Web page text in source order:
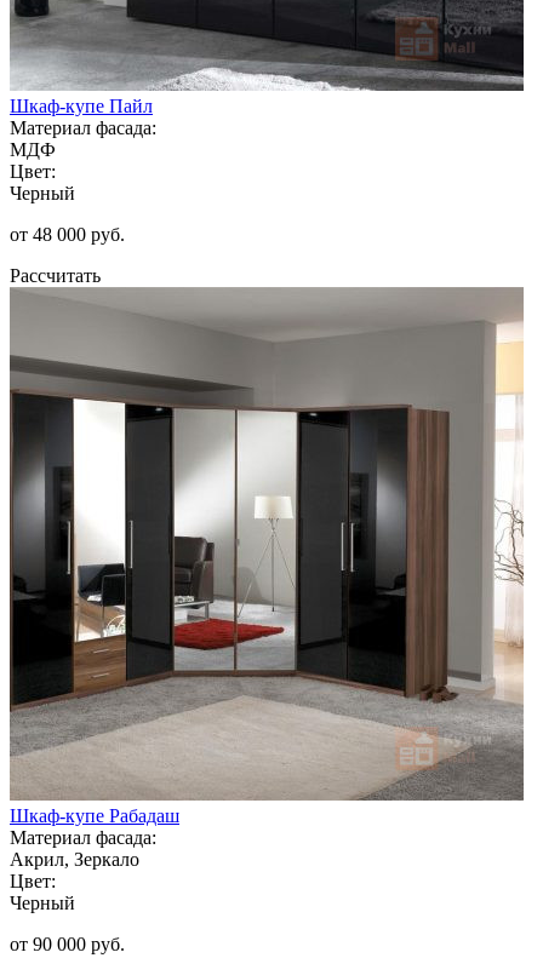
Шкаф-купе Пайл
Материал фасада:
МДФ
Цвет:
Черный
от 48 000 руб.
Рассчитать
Шкаф-купе Рабадаш
Материал фасада:
Акрил, Зеркало
Цвет:
Черный
от 90 000 руб.